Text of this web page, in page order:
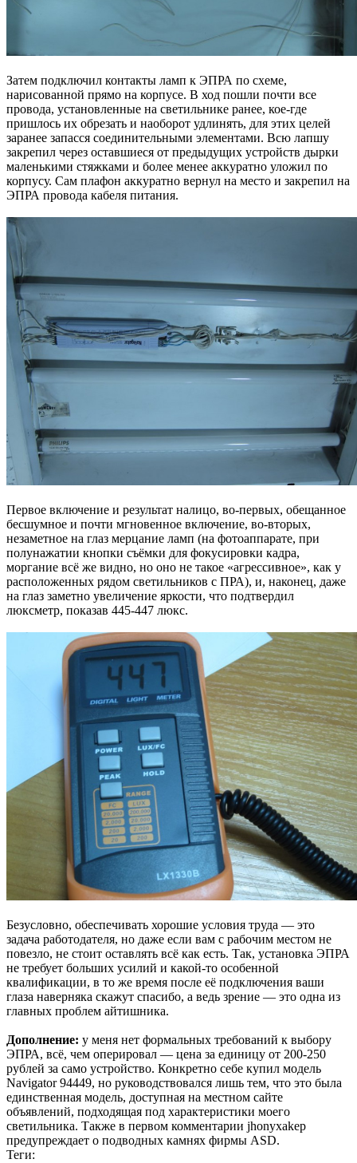
Затем подключил контакты ламп к ЭПРА по схеме,
нарисованной прямо на корпусе. В ход пошли почти все
провода, установленные на светильнике ранее, кое-где
пришлось их обрезать и наоборот удлинять, для этих целей
заранее запасся соединительными элементами. Всю лапшу
закрепил через оставшиеся от предыдущих устройств дырки
маленькими стяжками и более менее аккуратно уложил по
корпусу. Сам плафон аккуратно вернул на место и закрепил на
ЭПРА провода кабеля питания.
Первое включение и результат налицо, во-первых, обещанное
бесшумное и почти мгновенное включение, во-вторых,
незаметное на глаз мерцание ламп (на фотоаппарате, при
полунажатии кнопки съёмки для фокусировки кадра,
моргание всё же видно, но оно не такое «агрессивное», как у
расположенных рядом светильников с ПРА), и, наконец, даже
на глаз заметно увеличение яркости, что подтвердил
люксметр, показав 445-447 люкс.
Безусловно, обеспечивать хорошие условия труда — это
задача работодателя, но даже если вам с рабочим местом не
повезло, не стоит оставлять всё как есть. Так, установка ЭПРА
не требует больших усилий и какой-то особенной
квалификации, в то же время после её подключения ваши
глаза наверняка скажут спасибо, а ведь зрение — это одна из
главных проблем айтишника.
Дополнение: у меня нет формальных требований к выбору
ЭПРА, всё, чем оперировал — цена за единицу от 200-250
рублей за само устройство. Конкретно себе купил модель
Navigator 94449, но руководствовался лишь тем, что это была
единственная модель, доступная на местном сайте
объявлений, подходящая под характеристики моего
светильника. Также в первом комментарии jhonyxakep
предупреждает о подводных камнях фирмы ASD.
Теги: